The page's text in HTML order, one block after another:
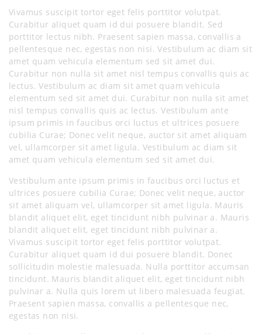
Vivamus suscipit tortor eget felis porttitor volutpat.
Curabitur aliquet quam id dui posuere blandit. Sed
porttitor lectus nibh. Praesent sapien massa, convallis a
pellentesque nec, egestas non nisi. Vestibulum ac diam sit
amet quam vehicula elementum sed sit amet dui.
Curabitur non nulla sit amet nisl tempus convallis quis ac
lectus. Vestibulum ac diam sit amet quam vehicula
elementum sed sit amet dui. Curabitur non nulla sit amet
nisl tempus convallis quis ac lectus. Vestibulum ante
ipsum primis in faucibus orci luctus et ultrices posuere
cubilia Curae; Donec velit neque, auctor sit amet aliquam
vel, ullamcorper sit amet ligula. Vestibulum ac diam sit
amet quam vehicula elementum sed sit amet dui.
Vestibulum ante ipsum primis in faucibus orci luctus et
ultrices posuere cubilia Curae; Donec velit neque, auctor
sit amet aliquam vel, ullamcorper sit amet ligula. Mauris
blandit aliquet elit, eget tincidunt nibh pulvinar a. Mauris
blandit aliquet elit, eget tincidunt nibh pulvinar a.
Vivamus suscipit tortor eget felis porttitor volutpat.
Curabitur aliquet quam id dui posuere blandit. Donec
sollicitudin molestie malesuada. Nulla porttitor accumsan
tincidunt. Mauris blandit aliquet elit, eget tincidunt nibh
pulvinar a. Nulla quis lorem ut libero malesuada feugiat.
Praesent sapien massa, convallis a pellentesque nec,
egestas non nisi.